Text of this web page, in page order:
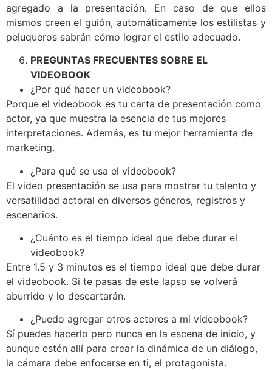
agregado a la presentación. En caso de que ellos
mismos creen el guión, automáticamente los estilistas y
peluqueros sabrán cómo lograr el estilo adecuado.
PREGUNTAS FRECUENTES SOBRE EL
VIDEOBOOK
¿Por qué hacer un videobook?
Porque el videobook es tu carta de presentación como
actor, ya que muestra la esencia de tus mejores
interpretaciones. Además, es tu mejor herramienta de
marketing.
¿Para qué se usa el videobook?
El video presentación se usa para mostrar tu talento y
versatilidad actoral en diversos géneros, registros y
escenarios.
¿Cuánto es el tiempo ideal que debe durar el
videobook?
Entre 1.5 y 3 minutos es el tiempo ideal que debe durar
el videobook. Si te pasas de este lapso se volverá
aburrido y lo descartarán.
¿Puedo agregar otros actores a mi videobook?
Sí puedes hacerlo pero nunca en la escena de inicio, y
aunque estén allí para crear la dinámica de un diálogo,
la cámara debe enfocarse en ti, el protagonista.